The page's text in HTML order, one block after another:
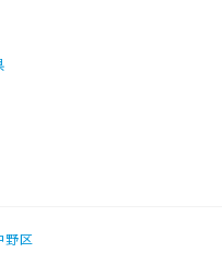
野区